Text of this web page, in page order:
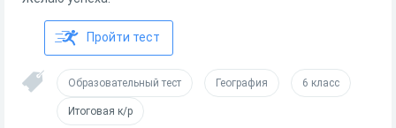
Пройти тест
Образовательный тест География 6 класс
Итоговая к/р